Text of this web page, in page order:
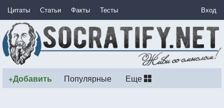
Цитаты Статьи Факты Тесты Вход
+Добавить Популярные Еще